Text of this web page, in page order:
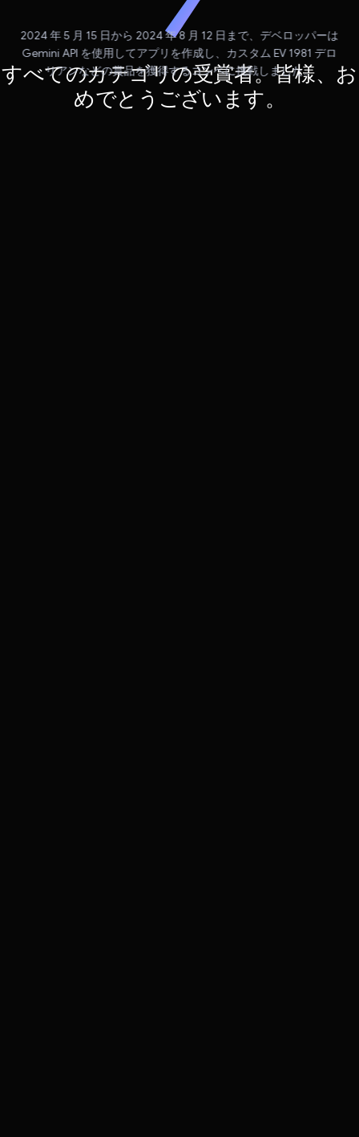
すべてのカテゴリの受賞者。皆様、お
めでとうございます。
2024 年 5 月 15 日から 2024 年 8 月 12 日まで、デベロッパーは
Gemini API を使用してアプリを作成し、カスタム EV 1981 デロ
リアンなどの賞品を獲得するコンペに挑戦しました。